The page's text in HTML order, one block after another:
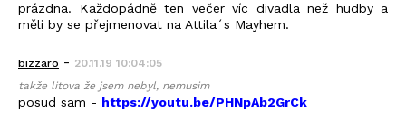
prázdna. Každopádně ten večer víc divadla než hudby a
měli by se přejmenovat na Attila´s Mayhem.
bizzaro - 20.11.19 10:04:05
takže litova že jsem nebyl, nemusim
posud sam - https://youtu.be/PHNpAb2GrCk